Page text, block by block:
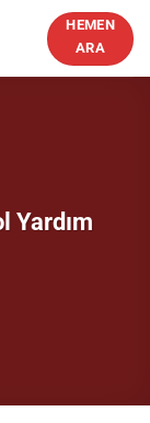
HEMEN
ARA
Yardım